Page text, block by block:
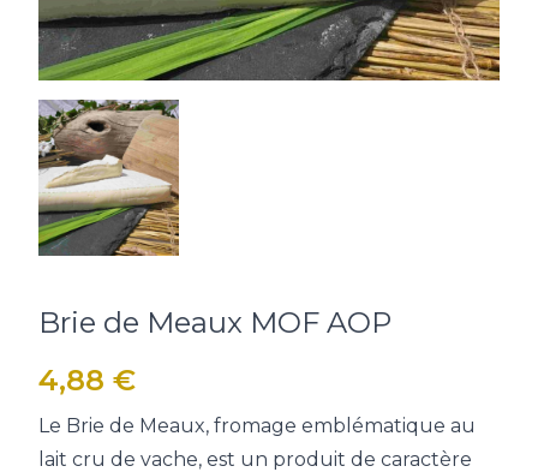
Brie de Meaux MOF AOP
4,88 €
Le Brie de Meaux, fromage emblématique au
lait cru de vache, est un produit de caractère